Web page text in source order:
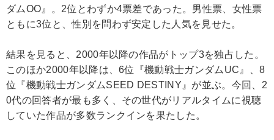
ダムOO』。2位とわずか4票差であった。男性票、女性票
ともに3位と、性別を問わず安定した人気を見せた。
結果を見ると、2000年以降の作品がトップ3を独占した。
このほか2000年以降は、6位『機動戦士ガンダムUC』、8
位『機動戦士ガンダムSEED DESTINY』が並ぶ。今回、2
0代の回答者が最も多く、その世代がリアルタイムに視聴
していた作品が多数ランクインを果たした。